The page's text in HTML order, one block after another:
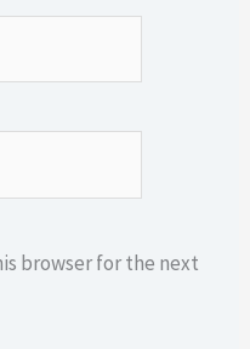
browser for the next